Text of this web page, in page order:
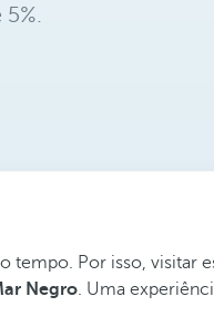
tempo. Por isso,
Negro. Uma